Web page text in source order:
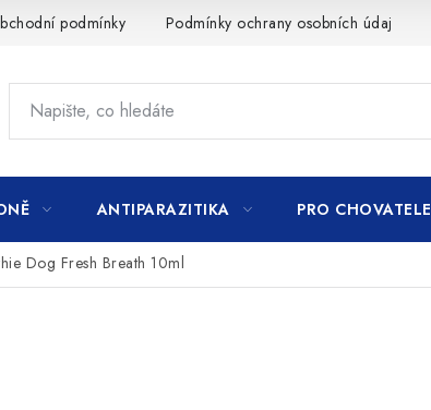
podmínky Podmínky ochrany osobních údajů
ANTIPARAZITIKA PRO CHOVATELE
Dog Fresh Breath 10ml